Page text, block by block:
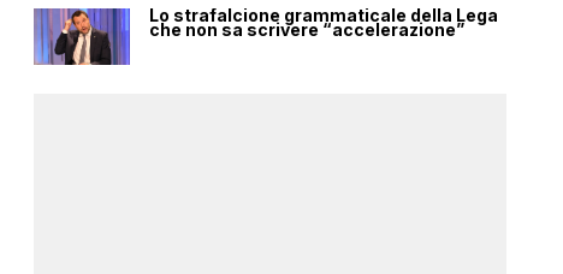
Lo strafalcione grammaticale della Lega
che non sa scrivere “accelerazione”